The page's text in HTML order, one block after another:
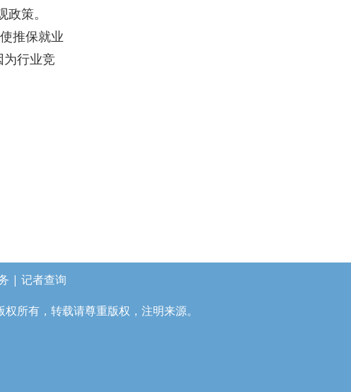
策。
推保就业
为行业竞
| 记者查询
所有，转载请尊重版权，注明来源。